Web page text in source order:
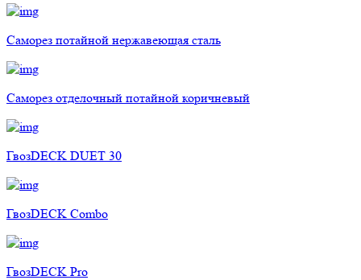
Саморез потайной нержавеющая сталь
Саморез отделочный потайной коричневый
ГвозDECK DUET 30
ГвозDECK Combo
ГвозDECK Pro